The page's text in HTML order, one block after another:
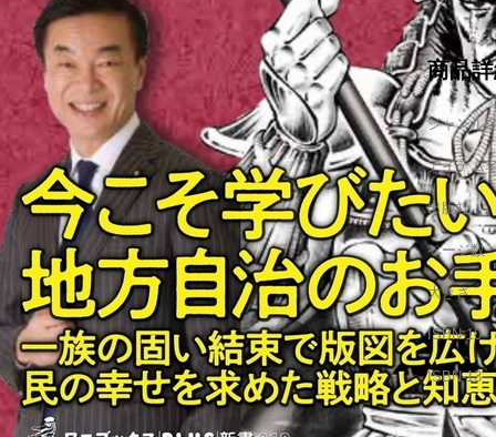
商品
ジャンル
アイテム
出版社
ページ数
大きさ
ISBN-10
ISBN-13